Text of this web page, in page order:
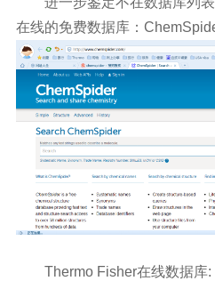
在线的免费数据库：
Thermo Fisher在线数据库: